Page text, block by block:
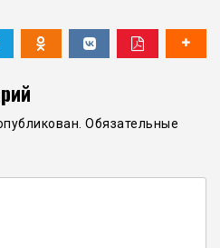
Обязательные